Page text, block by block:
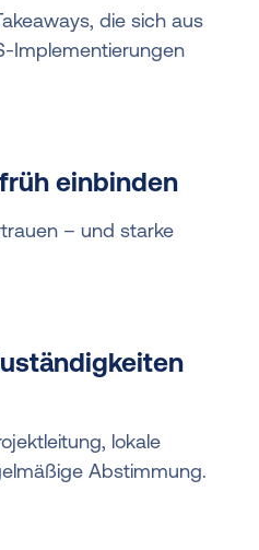
die sich aus
Implementierungen
einbinden
– und starke
lokale
Abstimmung.